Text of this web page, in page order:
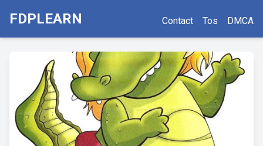
FDPLEARN Contact Tos DMCA